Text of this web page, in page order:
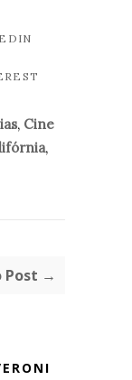
, Cine
,
Post →